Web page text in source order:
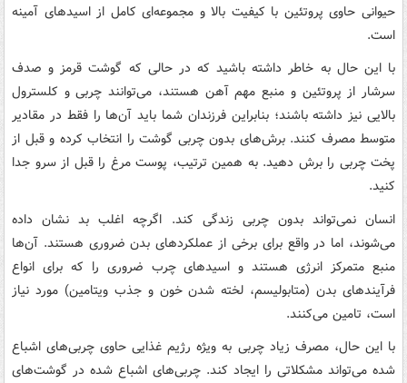
حیوانی حاوی پروتئین با کیفیت بالا و مجموعه‌ای کامل از اسیدهای آمینه
است.
با این حال به خاطر داشته باشید که در حالی که گوشت قرمز و صدف
سرشار از پروتئین و منبع مهم آهن هستند، می‌توانند چربی و کلسترول
بالایی نیز داشته باشند؛ بنابراین فرزندان شما باید آن‌ها را فقط در مقادیر
متوسط ​​مصرف کنند. برش‌های بدون چربی گوشت را انتخاب کرده و قبل از
پخت چربی را برش دهید. به همین ترتیب، پوست مرغ را قبل از سرو جدا
کنید.
انسان نمی‌تواند بدون چربی زندگی کند. اگرچه اغلب بد نشان داده
می‌شوند، اما در واقع برای برخی از عملکردهای بدن ضروری هستند. آن‌ها
منبع متمرکز انرژی هستند و اسیدهای چرب ضروری را که برای انواع
فرآیندهای بدن (متابولیسم، لخته شدن خون و جذب ویتامین) مورد نیاز
است، تامین می‌کنند.
با این حال، مصرف زیاد چربی به ویژه رژیم غذایی حاوی چربی‌های اشباع
شده می‌تواند مشکلاتی را ایجاد کند. چربی‌های اشباع شده در گوشت‌های